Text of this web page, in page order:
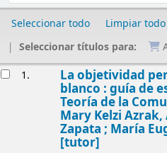
Seleccionar todo
Limpiar todo
Seleccionar títulos para:
1. La objetividad
blanco : guía de
Teoría de la
Mary Kelzi
Zapata ; María
[tutor]